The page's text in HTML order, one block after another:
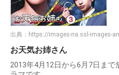
出典： https://images-na.ssl-images-
お天気お姉さん
2013年4月12日から6月7日ま